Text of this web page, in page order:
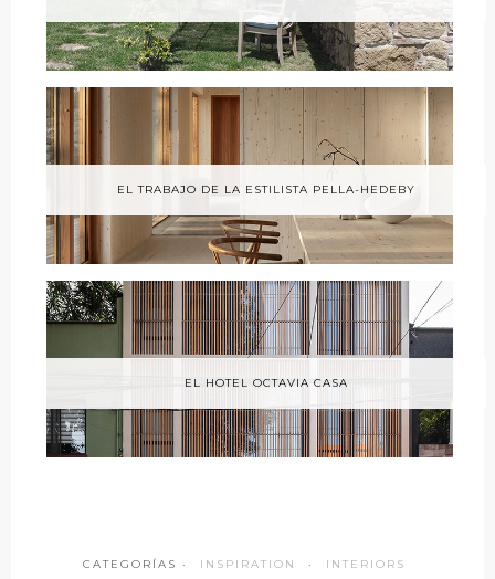
EL TRABAJO DE LA ESTILISTA PELLA-HEDEBY
EL HOTEL OCTAVIA CASA
CATEGORÍAS · INSPIRATION · INTERIORS